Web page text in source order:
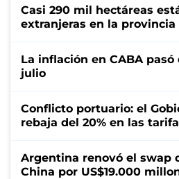
Casi 290 mil hectáreas
extranjeras en la provincia
La inflación en CABA pasó
julio
Conflicto portuario: el
rebaja del 20% en las
Argentina renovó el swap
China por US$19.000